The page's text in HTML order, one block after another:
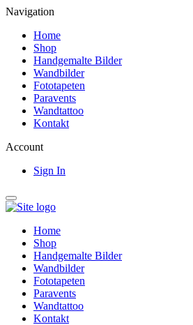
Navigation
Home
Shop
Handgemalte Bilder
Wandbilder
Fototapeten
Paravents
Wandtattoo
Kontakt
Account
Sign In
Home
Shop
Handgemalte Bilder
Wandbilder
Fototapeten
Paravents
Wandtattoo
Kontakt